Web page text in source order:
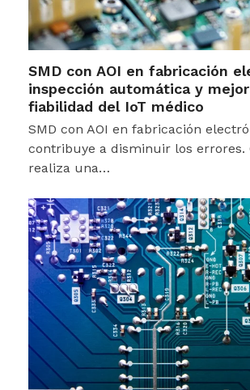
SMD con AOI en fabricación
inspección automática y
fiabilidad del IoT médico
SMD con AOI en fabricación
contribuye a disminuir los errores.
realiza una…